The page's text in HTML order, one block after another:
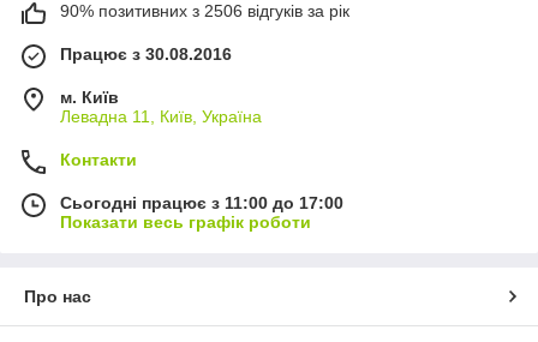
90% позитивних з 2506 відгуків за рік
Працює з 30.08.2016
м. Київ
Левадна 11, Київ, Україна
Контакти
Сьогодні працює з 11:00 до 17:00
Показати весь графік роботи
Про нас